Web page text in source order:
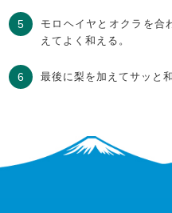
モロヘイヤとオクラを合
えてよく和える。
最後に梨を加えてサッと